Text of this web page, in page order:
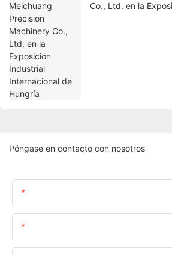
Co., Ltd. en la
Póngase en contacto con nosotros